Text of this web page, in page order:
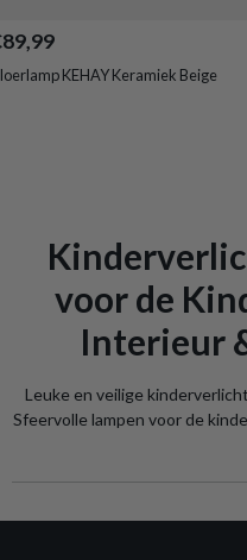
KEHAY Keramiek Beige
voor de
Interieur
Leuke en veilige
Sfeervolle lampen voor de